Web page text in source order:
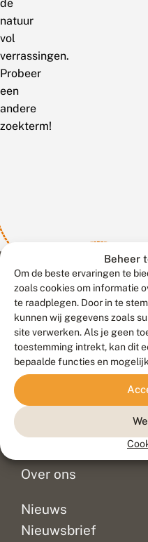
Beheer
Om de beste ervaringen te
zoals cookies om informatie
te raadplegen. Door in te
kunnen wij gegevens zoals
site verwerken. Als je geen
toestemming intrekt, kan dit
bepaalde functies en
de
natuur
vol
verrassingen.
Probeer
een
andere
zoekterm!
Contact
Veelgestelde
Doneer
Over ons
Nieuws
Nieuwsbrief
Meld
© 2026
Duurzaam ontwikkeld
Blue